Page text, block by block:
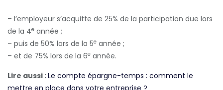
– l’employeur s’acquitte de 25% de la participation due lors
de la 4e année ;
– puis de 50% lors de la 5e année ;
– et de 75% lors de la 6e année.
Lire aussi :Le compte épargne-temps : comment le